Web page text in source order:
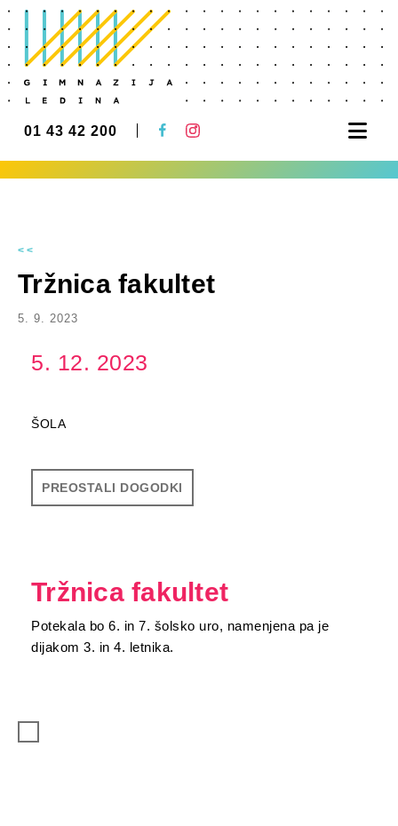
01 43 42 200
<<
Tržnica fakultet
5. 9. 2023
Tržnica fakultet
Potekala bo 6. in 7. šolsko uro, namenjena pa je
dijakom 3. in 4. letnika.
5. 12. 2023
ŠOLA
PREOSTALI DOGODKI